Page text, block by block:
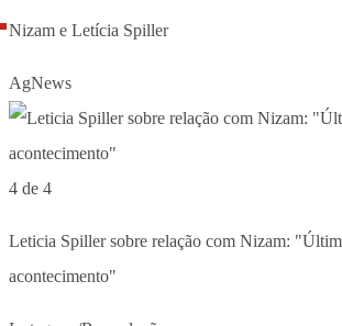
Nizam e Letícia Spiller
AgNews
4 de 4
Leticia Spiller sobre relação com Nizam:
acontecimento"